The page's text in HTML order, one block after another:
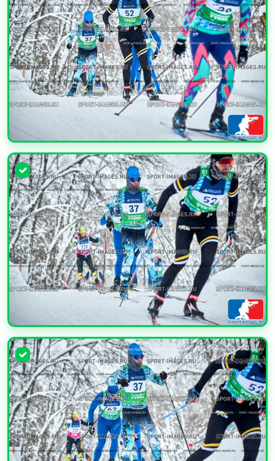
УВЕЛИЧИТЬ
УВЕЛИЧИТЬ